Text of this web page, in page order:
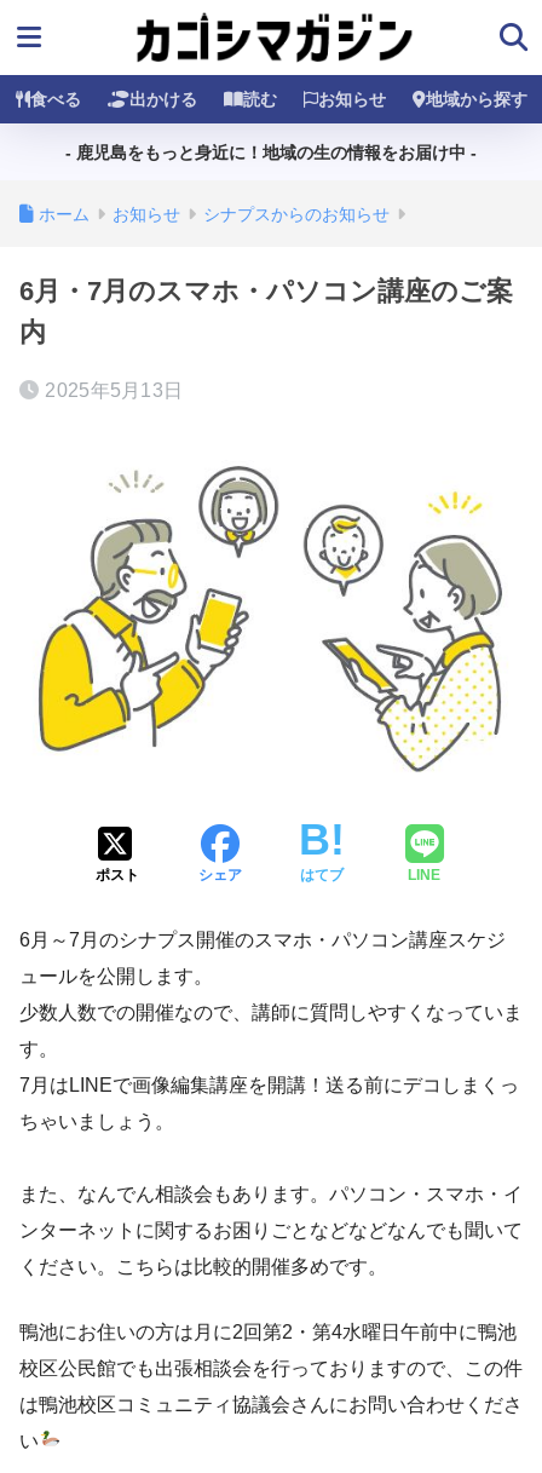
食べる 出かける 読む お知らせ 地域から探す
- 鹿児島をもっと身近に！地域の生の情報をお届け中 -
ホーム お知らせ シナプスからのお知らせ
6月・7月のスマホ・パソコン講座のご案
内
2025年5月13日
ポスト シェア はてブ LINE
6月～7月のシナプス開催のスマホ・パソコン講座スケジ
ュールを公開します。
少数人数での開催なので、講師に質問しやすくなっていま
す。
7月はLINEで画像編集講座を開講！送る前にデコしまくっ
ちゃいましょう。
また、なんでん相談会もあります。パソコン・スマホ・イ
ンターネットに関するお困りごとなどなどなんでも聞いて
ください。こちらは比較的開催多めです。
鴨池にお住いの方は月に2回第2・第4水曜日午前中に鴨池
校区公民館でも出張相談会を行っておりますので、この件
は鴨池校区コミュニティ協議会さんにお問い合わせくださ
い